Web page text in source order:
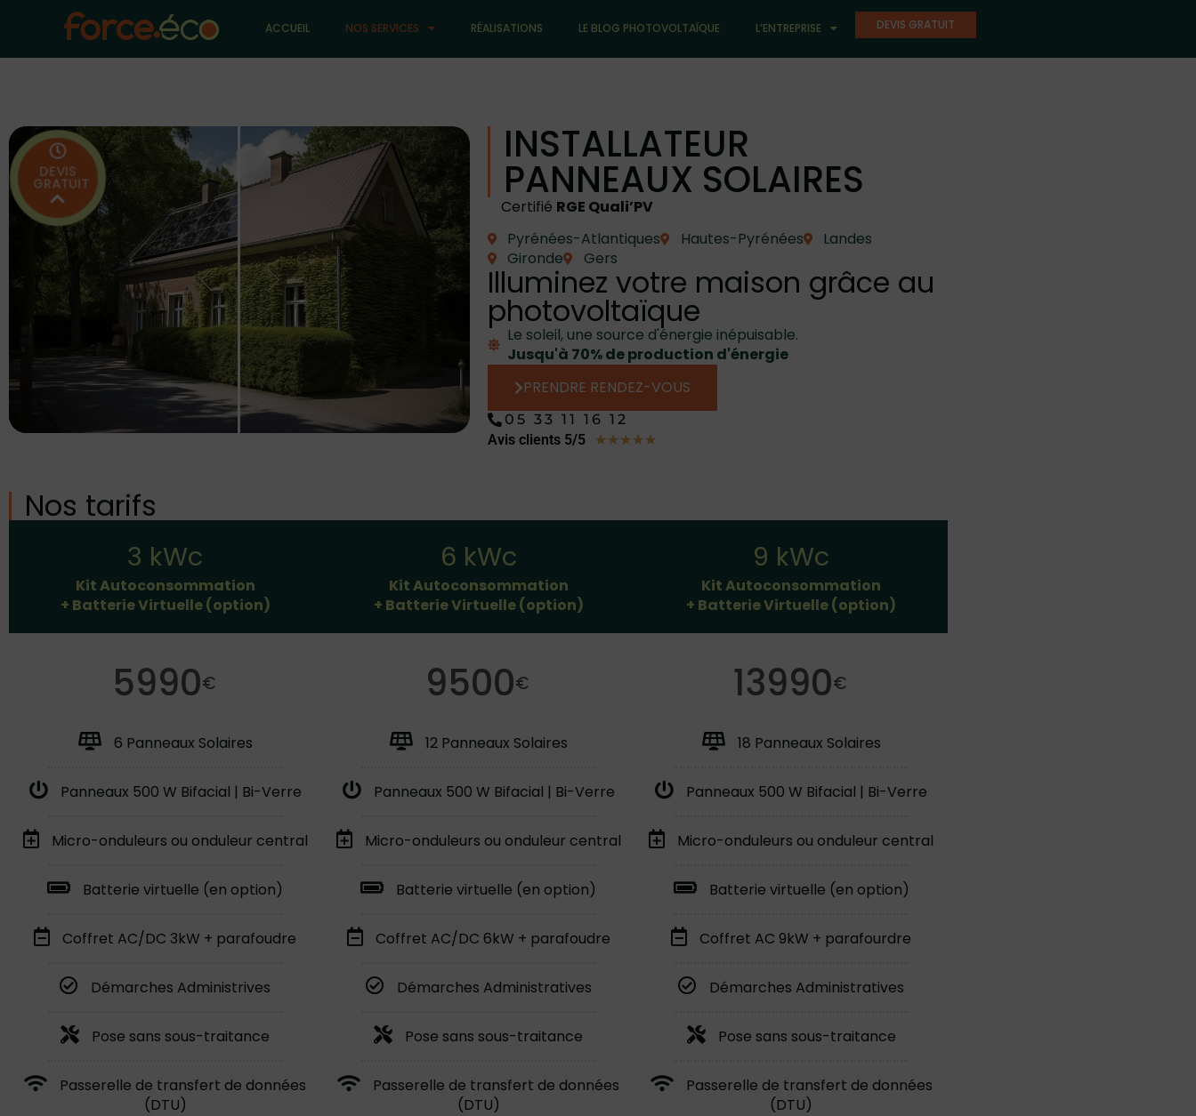
ACCUEIL NOS SERVICES RÉALISATIONS LE BLOG PHOTOVOLTAÏQUE L’ENTREPRISE DEVIS GRATUIT
INSTALLATEUR
PANNEAUX SOLAIRES
Certifié RGE Quali’PV
Pyrénées-Atlantiques
Hautes-Pyrénées
Landes
Gironde
Gers
Illuminez votre maison grâce au
photovoltaïque
Le soleil, une source d'énergie inépuisable.
Jusqu'à 70% de production d'énergie
PRENDRE RENDEZ-VOUS
05 33 11 16 12
Avis clients 5/5
★★★★★
Nos tarifs
3 kWc
Kit Autoconsommation
+ Batterie Virtuelle (option)
5990€
6 Panneaux Solaires
Panneaux 500 W Bifacial | Bi-Verre
Micro-onduleurs ou onduleur central
Batterie virtuelle (en option)
Coffret AC/DC 3kW + parafoudre
Démarches Administrives
Pose sans sous-traitance
Passerelle de transfert de données
(DTU)
6 kWc
Kit Autoconsommation
+ Batterie Virtuelle (option)
9500€
12 Panneaux Solaires
Panneaux 500 W Bifacial | Bi-Verre
Micro-onduleurs ou onduleur central
Batterie virtuelle (en option)
Coffret AC/DC 6kW + parafoudre
Démarches Administratives
Pose sans sous-traitance
Passerelle de transfert de données
(DTU)
9 kWc
Kit Autoconsommation
+ Batterie Virtuelle (option)
13990€
18 Panneaux Solaires
Panneaux 500 W Bifacial | Bi-Verre
Micro-onduleurs ou onduleur central
Batterie virtuelle (en option)
Coffret AC 9kW + parafourdre
Démarches Administratives
Pose sans sous-traitance
Passerelle de transfert de données
(DTU)
DEVIS
GRATUIT